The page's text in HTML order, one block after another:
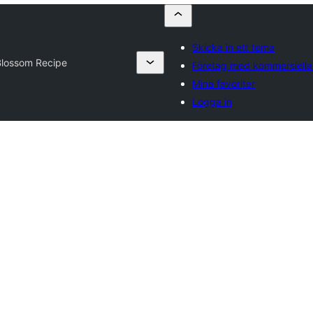
Recipe
Skicka in ett tema
Företag med
Mina favoriter
Logga in